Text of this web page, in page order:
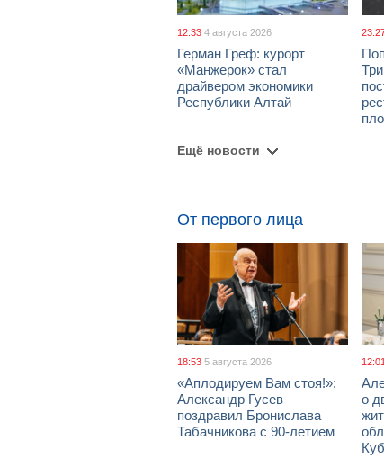
12:33 4 августа 2026
Герман Греф: курорт
«Манжерок» стал
драйвером экономики
Республики Алтай
Ещё новости
От первого лица
18:53 5 августа 2026
«Аплодируем Вам стоя!»:
Александр Гусев
поздравил Бронислава
Табачникова с 90-летием
12:01
о